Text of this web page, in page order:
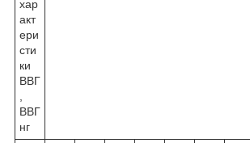
хар
акт
ери
сти
ки
ВВГ
ВВГ
нг